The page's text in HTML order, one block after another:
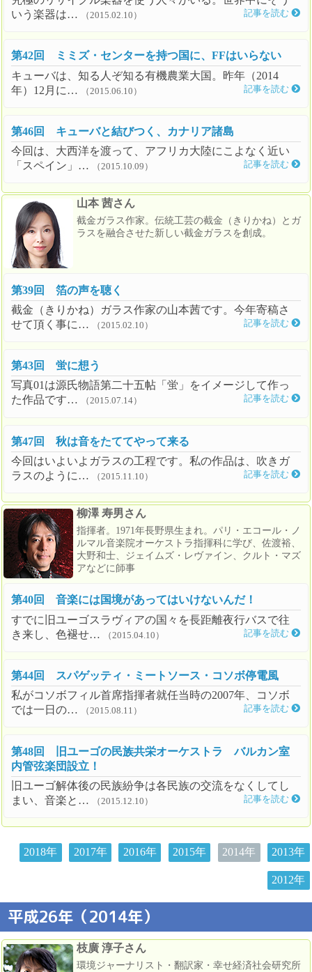
いう楽器は…
（2015.02.10） 記事を読む
第42回 ミミズ・センターを持つ国に、FFはいらない
キューバは、知る人ぞ知る有機農業大国。昨年（2014
年）12月に…
（2015.06.10） 記事を読む
第46回 キューバと結びつく、カナリア諸島
今回は、大西洋を渡って、アフリカ大陸にこよなく近い
「スペイン」…
（2015.10.09） 記事を読む
山本 茜さん
截金ガラス作家。伝統工芸の截金（きりかね）とガ
ラスを融合させた新しい截金ガラスを創成。
第39回 箔の声を聴く
截金（きりかね）ガラス作家の山本茜です。今年寄稿さ
せて頂く事に…
（2015.02.10） 記事を読む
第43回 蛍に想う
写真01は源氏物語第二十五帖「蛍」をイメージして作っ
た作品です…
（2015.07.14） 記事を読む
第47回 秋は音をたててやって来る
今回はいよいよガラスの工程です。私の作品は、吹きガ
ラスのように…
（2015.11.10） 記事を読む
柳澤 寿男さん
指揮者。1971年長野県生まれ。パリ・エコール・ノ
ルマル音楽院オーケストラ指揮科に学び、佐渡裕、
大野和士、ジェイムズ・レヴァイン、クルト・マズ
アなどに師事
第40回 音楽には国境があってはいけないんだ！
すでに旧ユーゴスラヴィアの国々を長距離夜行バスで往
き来し、色褪せ…
（2015.04.10） 記事を読む
第44回 スパゲッティ・ミートソース・コソボ停電風
私がコソボフィル首席指揮者就任当時の2007年、コソボ
では一日の…
（2015.08.11） 記事を読む
第48回 旧ユーゴの民族共栄オーケストラ バルカン室
内管弦楽団設立！
旧ユーゴ解体後の民族紛争は各民族の交流をなくしてし
まい、音楽と…
（2015.12.10） 記事を読む
2018年 2017年 2016年 2015年 2014年 2013年
2012年
平成26年（2014年）
枝廣 淳子さん
環境ジャーナリスト・翻訳家・幸せ経済社会研究所